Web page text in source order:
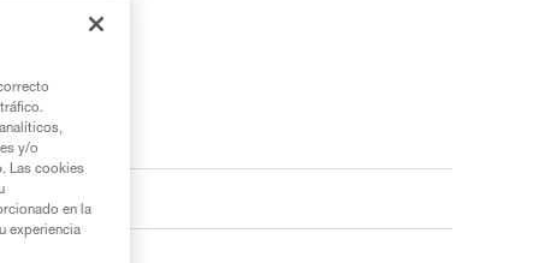
y/o
Las cookies
en la
experiencia